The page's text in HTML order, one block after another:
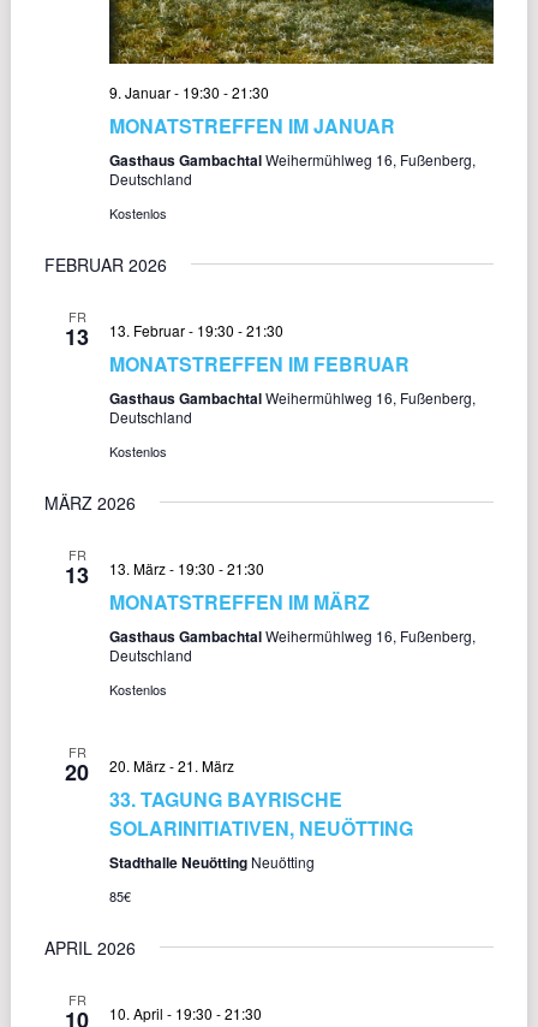
9. Januar - 19:30 -21:30
MONATSTREFFEN IM JANUAR
Gasthaus GambachtalWeihermühlweg 16, Fußenberg,
Deutschland
Kostenlos
FEBRUAR 2026
FR
13 13. Februar - 19:30 -21:30
MONATSTREFFEN IM FEBRUAR
Gasthaus GambachtalWeihermühlweg 16, Fußenberg,
Deutschland
Kostenlos
MÄRZ 2026
FR
13 13. März - 19:30 -21:30
MONATSTREFFEN IM MÄRZ
Gasthaus GambachtalWeihermühlweg 16, Fußenberg,
Deutschland
Kostenlos
FR
20 20. März-21. März
33. TAGUNG BAYRISCHE
SOLARINITIATIVEN, NEUÖTTING
Stadthalle Neuötting Neuötting
85€
APRIL 2026
FR
10 10. April - 19:30 -21:30